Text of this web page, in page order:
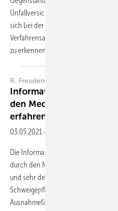
Unfallversicherung zu den
sich bei der beruflichen Tätigkeit
Verfahrensabläufe beschrieben, die
zu erkennen,
R. Freudenstein
Informationsflüsse bei
den Medizinischen
erfahren?
03.05.2021 -
Die Informationsflüsse im
durch den Medizinischen Dienst
und sehr detailliert gesetzlich
Schweigepflichtsentbindungen
Ausnahmefällen an. Die Vorschriften